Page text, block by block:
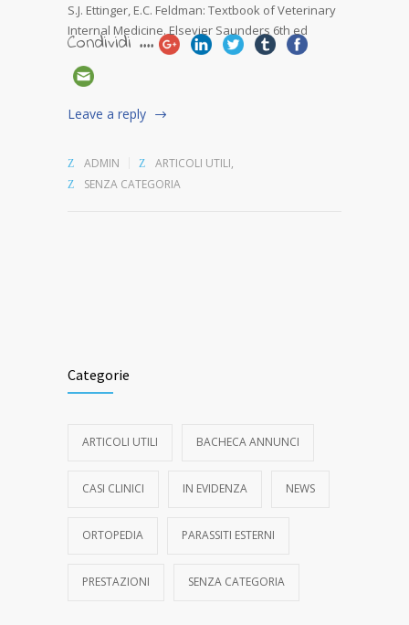
S.J. Ettinger, E.C. Feldman: Textbook of Veterinary
Internal Medicine. Elsevier Saunders 6th ed
Condividi ....
Leave a reply
ADMIN ARTICOLI UTILI,
SENZA CATEGORIA
Categorie
ARTICOLI UTILI BACHECA ANNUNCI
CASI CLINICI IN EVIDENZA NEWS
ORTOPEDIA PARASSITI ESTERNI
PRESTAZIONI SENZA CATEGORIA